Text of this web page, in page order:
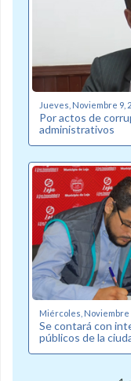
Jueves, Noviembre 9,
Por actos de
administrativos
Miércoles, Noviembre
Se contará con
públicos de la